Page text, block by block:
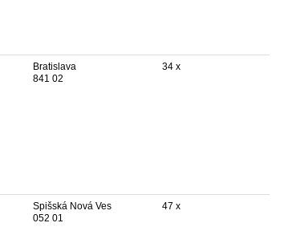
Bratislava
841 02
34 x
Spišská Nová Ves
052 01
47 x